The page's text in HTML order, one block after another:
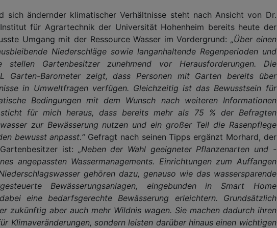
sich ändernder klimatischer Verhältnisse steht nach Ansicht von Dr.
für Agrartechnik der Universität Hohenheim bereits heute der
Umgang mit der Ressource Wasser im Vordergrund: „Über einen
Niederschläge sowie langanhaltende Regenperioden und
stellen Gartenbesitzer zunehmend vor Herausforderungen. Die
Garten-Barometer zeigt, dass Personen mit Garten bereits über
in Umweltfragen verfügen. Gleichzeitig ist das Bewusstsein für
Bedingungen mit dem Wunsch nach weiteren Informationen
für mich heraus, dass bereits mehr als 75 % der Befragten
zur Bewässerung nutzen und ein großer Teil die Rasenpflege
bewusst anpasst.“Gefragt nach seinen Tipps ergänzt Morhard, der
ist: „Neben der Wahl geeigneter Pflanzenarten und -
angepassten Wassermanagements. Einrichtungen zum Auffangen
gehören dazu, genauso wie das wassersparende
Bewässerungsanlagen, eingebunden in Smart Home
eine bedarfsgerechte Bewässerung erleichtern. Grundsätzlich
zukünftig aber auch mehr Wildnis wagen. Sie machen dadurch ihren
Klimaveränderungen, sondern leisten darüber hinaus einen wichtigen